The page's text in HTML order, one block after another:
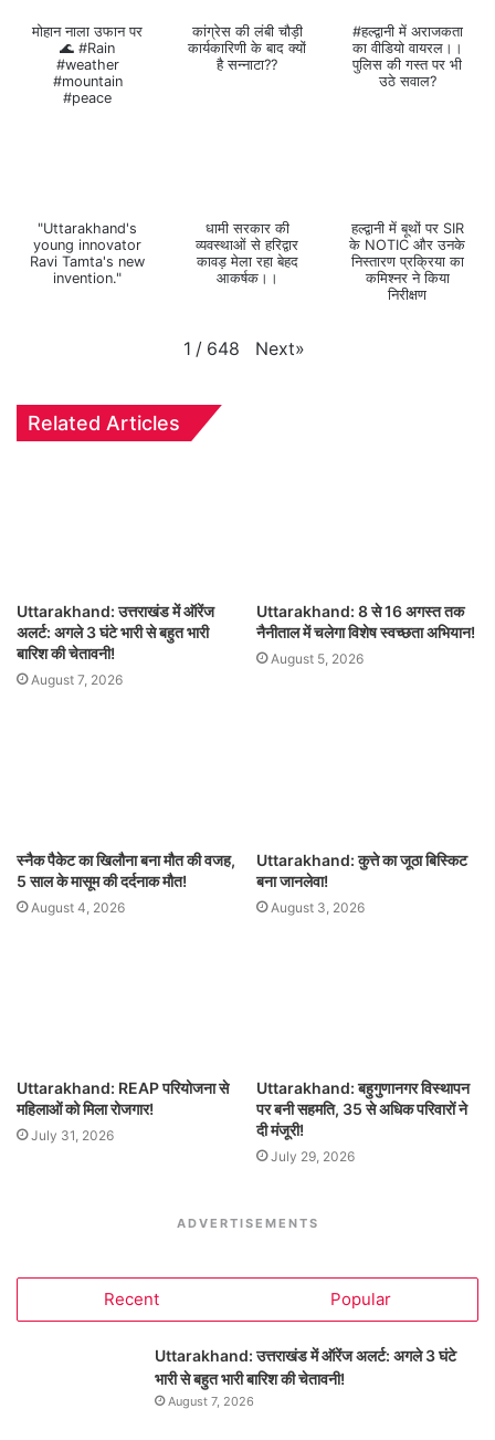
मोहान नाला उफान पर
🌊 #Rain
#weather
#mountain
#peace
कांग्रेस की लंबी चौड़ी
कार्यकारिणी के बाद क्यों
है सन्नाटा??
#हल्द्वानी में अराजकता
का वीडियो वायरल।।
पुलिस की गस्त पर भी
उठे सवाल?
"Uttarakhand's
young innovator
Ravi Tamta's new
invention."
धामी सरकार की
व्यवस्थाओं से हरिद्वार
कावड़ मेला रहा बेहद
आकर्षक।।
हल्द्वानी में बूथों पर SIR
के NOTIC और उनके
निस्तारण प्रक्रिया का
कमिश्नर ने किया
निरीक्षण
1 / 648 Next»
Related Articles
Uttarakhand: उत्तराखंड में ऑरेंज
अलर्ट: अगले 3 घंटे भारी से बहुत भारी
बारिश की चेतावनी!
August 7, 2026
Uttarakhand: 8 से 16 अगस्त तक
नैनीताल में चलेगा विशेष स्वच्छता अभियान!
August 5, 2026
स्नैक पैकेट का खिलौना बना मौत की वजह,
5 साल के मासूम की दर्दनाक मौत!
August 4, 2026
Uttarakhand: कुत्ते का जूठा बिस्किट
बना जानलेवा!
August 3, 2026
Uttarakhand: REAP परियोजना से
महिलाओं को मिला रोजगार!
July 31, 2026
Uttarakhand: बहुगुणानगर विस्थापन
पर बनी सहमति, 35 से अधिक परिवारों ने
दी मंजूरी!
July 29, 2026
ADVERTISEMENTS
Recent Popular
Uttarakhand: उत्तराखंड में ऑरेंज अलर्ट: अगले 3 घंटे
भारी से बहुत भारी बारिश की चेतावनी!
August 7, 2026